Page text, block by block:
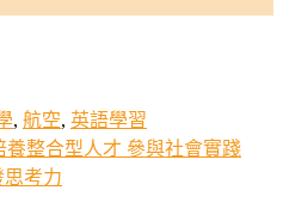
, 航空, 英語學習
整合型人才 參與社會實踐
考力